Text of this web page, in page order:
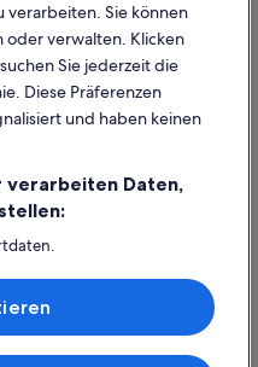
bei der Fluggesellschaft
verarbeiten. Sie können
oder verwalten. Klicken
Sie jederzeit die
Diese Präferenzen
und haben keinen
verarbeiten Daten,
Informationen auf einem
und Inhalte, Messung
von Inhalten,